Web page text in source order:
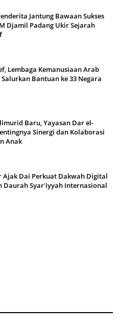
Jantung Bawaan Sukses
Djamil Padang Ukir Sejarah
Lembaga Kemanusiaan Arab
Bantuan ke 33 Negara
Baru, Yayasan Dar el-
Sinergi dan Kolaborasi
Anak
Ajak Dai Perkuat Dakwah Digital
Daurah Syar'iyyah Internasional